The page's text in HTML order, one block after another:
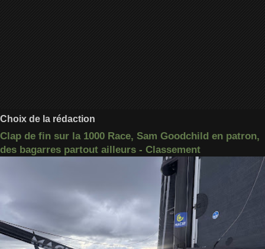
Choix de la rédaction
Clap de fin sur la 1000 Race, Sam Goodchild en patron,
des bagarres partout ailleurs - Classement